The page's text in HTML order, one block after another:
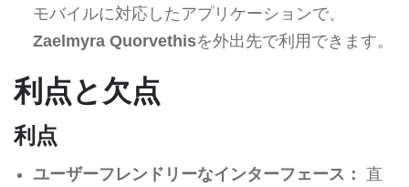
モバイルに対応したアプリケーションで、
Zaelmyra Quorvethisを外出先で利用できます。
利点と欠点
利点
ユーザーフレンドリーなインターフェース：
直